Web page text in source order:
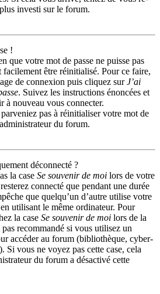
investi sur le forum.
!
que votre mot de passe ne puisse pas
facilement être réinitialisé. Pour ce faire,
de connexion puis cliquez surJ’ai
. Suivez les instructions énoncées et
à nouveau vous connecter.
pas à réinitialiser votre mot de
du forum.
déconnecté ?
la case Se souvenir de moi lors de votre
connecté que pendant une durée
que quelqu’un d’autre utilise votre
utilisant le même ordinateur. Pour
la case Se souvenir de moi lors de la
recommandé si vous utilisez un
accéder au forum (bibliothèque, cyber-
Si vous ne voyez pas cette case, cela
du forum a désactivé cette